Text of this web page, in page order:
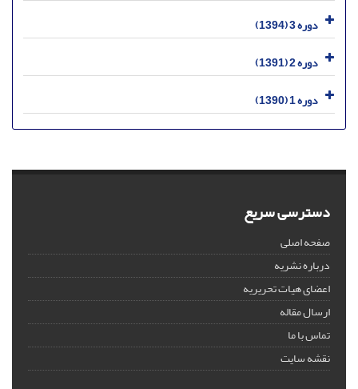
دوره 3 (1394)
دوره 2 (1391)
دوره 1 (1390)
دسترسی سریع
صفحه اصلی
درباره نشریه
اعضای هیات تحریریه
ارسال مقاله
تماس با ما
نقشه سایت